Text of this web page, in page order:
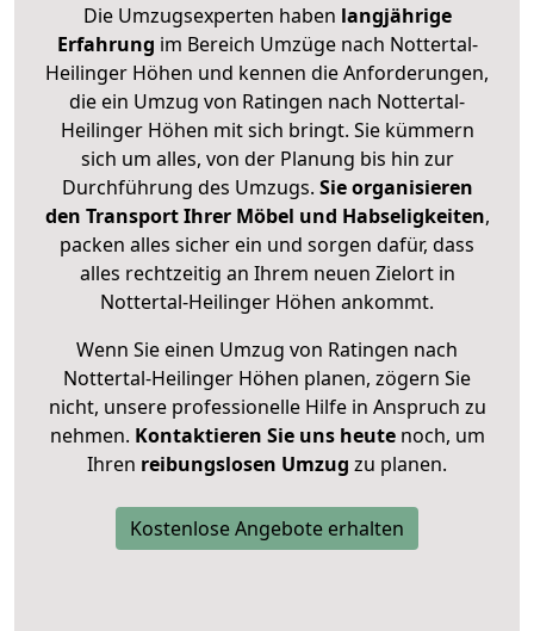
Die Umzugsexperten haben langjährige
Erfahrung im Bereich Umzüge nach Nottertal-
Heilinger Höhen und kennen die Anforderungen,
die ein Umzug von Ratingen nach Nottertal-
Heilinger Höhen mit sich bringt. Sie kümmern
sich um alles, von der Planung bis hin zur
Durchführung des Umzugs. Sie organisieren
den Transport Ihrer Möbel und Habseligkeiten,
packen alles sicher ein und sorgen dafür, dass
alles rechtzeitig an Ihrem neuen Zielort in
Nottertal-Heilinger Höhen ankommt.
Wenn Sie einen Umzug von Ratingen nach
Nottertal-Heilinger Höhen planen, zögern Sie
nicht, unsere professionelle Hilfe in Anspruch zu
nehmen. Kontaktieren Sie uns heutenoch, um
Ihren reibungslosen Umzug zu planen.
Kostenlose Angebote erhalten